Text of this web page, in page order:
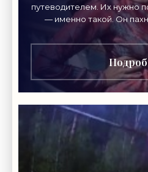
путеводителем. Их нужно
— именно такой. Он
выпечкой, просыпается